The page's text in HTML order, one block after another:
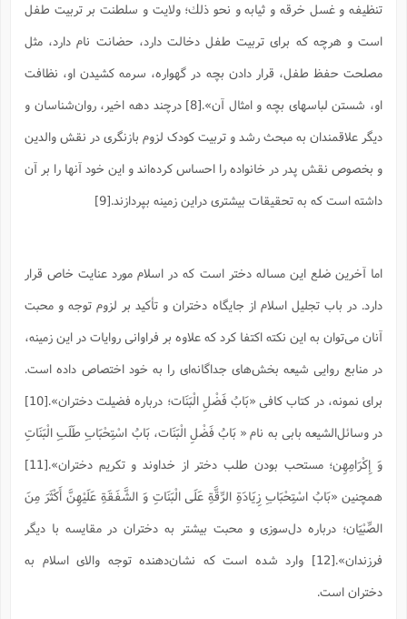
تنظيفه و غسل خرقه و ثيابه و نحو ذلك؛ ولایت و سلطنت بر تربیت طفل
است و هرچه که برای تربیت طفل دخالت دارد، حضانت نام دارد، مثل
مصلحت حفظ طفل، قرار دادن بچه در گهواره، سرمه کشیدن او، نظافت
او، شستن لباسهای بچه و امثال آن».[8] درچند دهه اخیر، روان‌شناسان و
دیگر علاقمندان به مبحث رشد و تربیت کودک لزوم بازنگری در نقش والدین
و بخصوص نقش پدر در خانواده را احساس کرده‌اند و این خود آنها را بر آن
داشته است که به تحقیقات بیشتری دراین زمینه بپردازند.[9]
اما آخرین ضلع این مساله دختر است که در اسلام مورد عنایت خاص قرار
دارد. در باب تجلیل اسلام از جایگاه دختران و تأکید بر لزوم توجه و محبت
آنان می‌توان به این نکته اکتفا کرد که علاوه بر فراوانی روایات در این زمینه،
در منابع روایی شیعه بخش‌های جداگانه‌ای را به خود اختصاص داده است.
برای نمونه، در کتاب کافی «بَابُ فَضْلِ الْبَنَات؛ درباره فضیلت دختران».[10]
در وسائل‌الشیعه بابی به نام « بَابُ فَضْلِ الْبَنَات‏، بَابُ اسْتِحْبَابِ طَلَبِ الْبَنَاتِ
وَ إِكْرَامِهِن‏؛ مستحب بودن طلب دختر از خداوند و تکریم دختران».[11]
همچنین «بَابُ اسْتِحْبَابِ زِيَادَةِ الرِّقَّةِ عَلَى الْبَنَاتِ وَ الشَّفَقَةِ عَلَيْهِنَّ أَكْثَرَ مِنَ
الصِّبْيَان‏؛ درباره دل‌سوزی و محبت بیشتر به دختران در مقایسه با دیگر
فرزندان».[12] وارد شده است که نشان‌دهنده توجه والای اسلام به
دختران است.